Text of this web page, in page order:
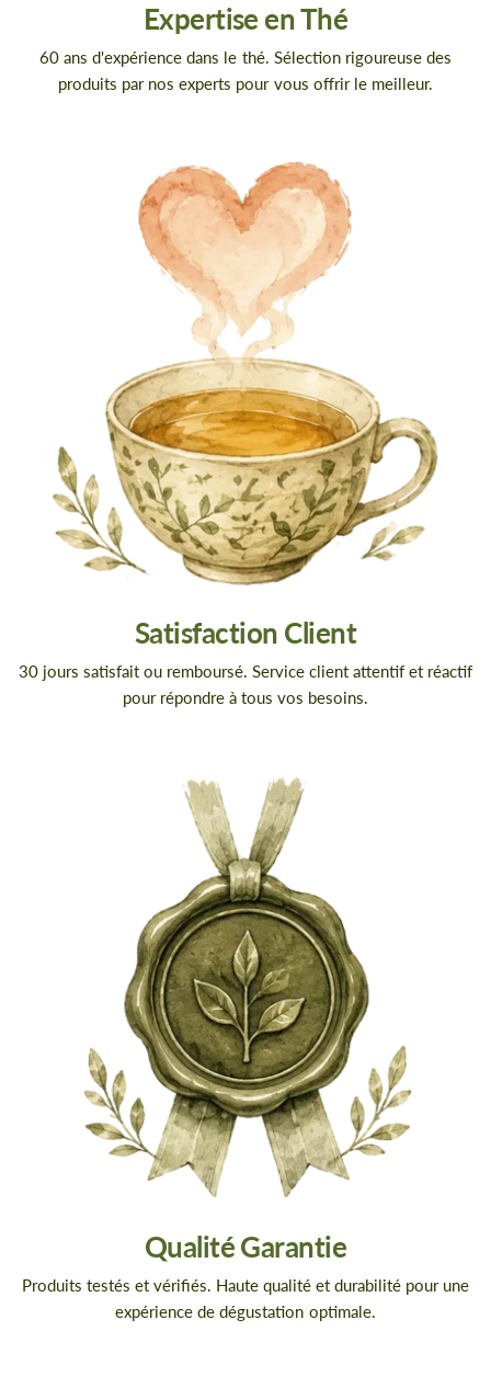
Expertise en Thé
60 ans d'expérience dans le thé. Sélection rigoureuse des
produits par nos experts pour vous offrir le meilleur.
Satisfaction Client
30 jours satisfait ou remboursé. Service client attentif et réactif
pour répondre à tous vos besoins.
Qualité Garantie
Produits testés et vérifiés. Haute qualité et durabilité pour une
expérience de dégustation optimale.